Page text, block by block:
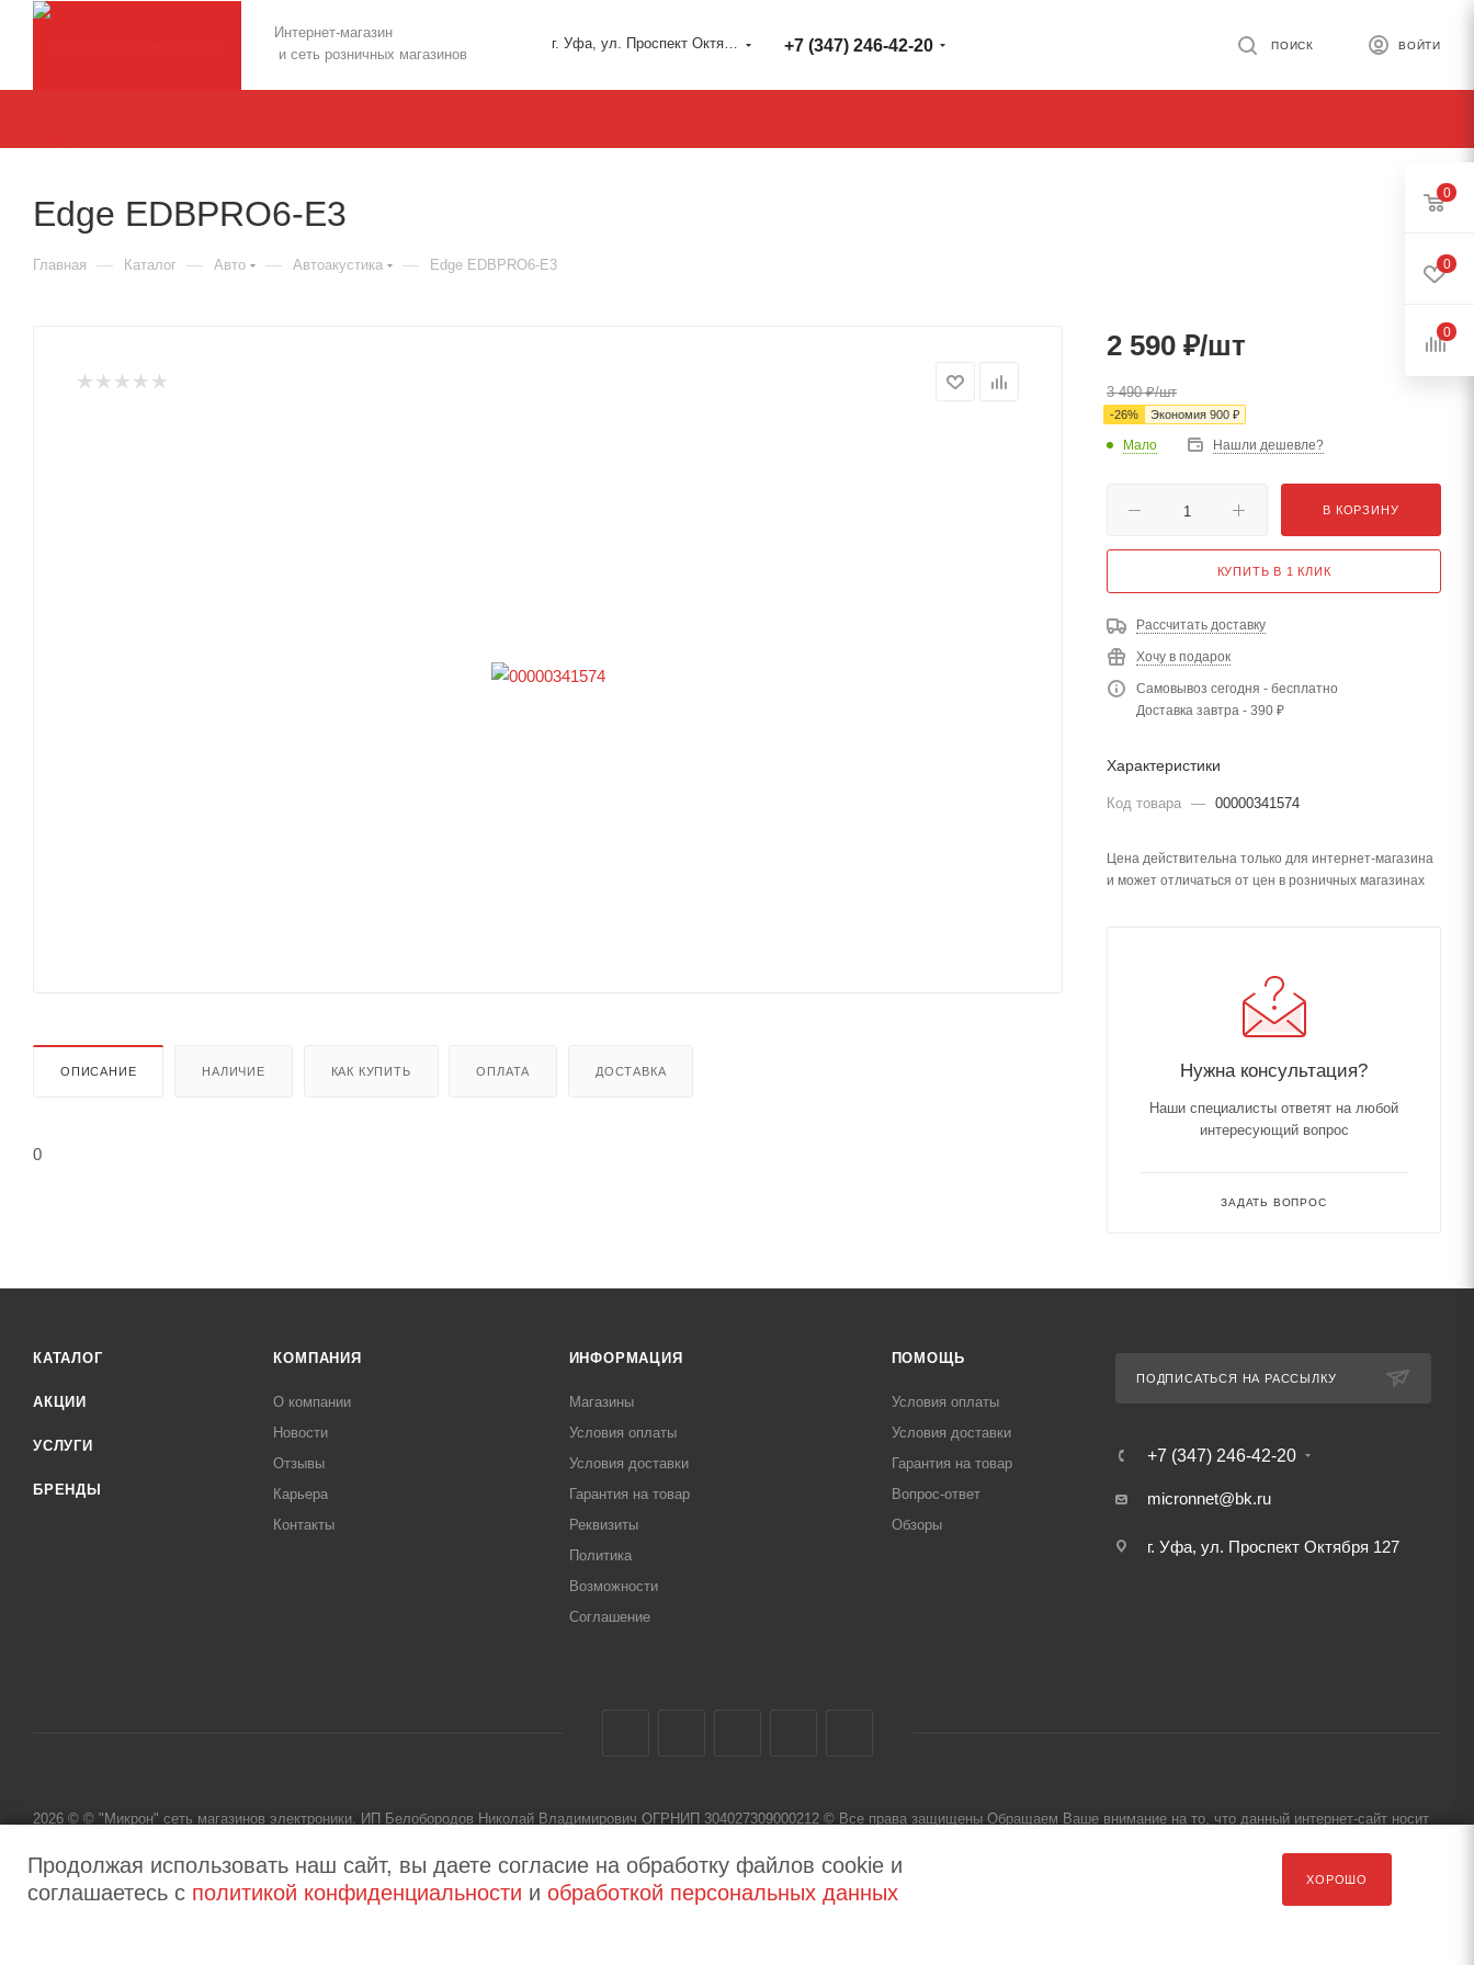
Интернет-магазин
и сеть розничных магазинов
г. Уфа, ул. Проспект Октября 127 +7 (347) 246-42-20 ВОЙТИ
ПОИСК
Edge EDBPRO6-E3
Главная — Каталог — Авто — Автоакустика — Edge EDBPRO6-E3
ОПИСАНИЕ НАЛИЧИЕ КАК КУПИТЬ ОПЛАТА ДОСТАВКА
0
2 590 ₽/шт
3 490₽/шт
-26% Экономия 900 ₽
Мало Нашли дешевле?
В КОРЗИНУ
КУПИТЬ В 1 КЛИК
Рассчитать доставку
Хочу в подарок
Самовывоз сегодня - бесплатно
Доставка завтра - 390 ₽
Характеристики
Код товара — 00000341574
Цена действительна только для интернет-магазина
и может отличаться от цен в розничных магазинах
Нужна консультация?
Наши специалисты ответят на любой
интересующий вопрос
ЗАДАТЬ ВОПРОС
КАТАЛОГ
АКЦИИ
УСЛУГИ
БРЕНДЫ
КОМПАНИЯ
О компании
Новости
Отзывы
Карьера
Контакты
ИНФОРМАЦИЯ
Магазины
Условия оплаты
Условия доставки
Гарантия на товар
Реквизиты
Политика
Возможности
Соглашение
ПОМОЩЬ
Условия оплаты
Условия доставки
Гарантия на товар
Вопрос-ответ
Обзоры
ПОДПИСАТЬСЯ НА РАССЫЛКУ
+7 (347) 246-42-20
micronnet@bk.ru
г. Уфа, ул. Проспект Октября 127
2026 © © "Микрон" сеть магазинов электроники. ИП Белобородов Николай Владимирович ОГРНИП 304027309000212 © Все права защищены Обращаем Ваше внимание на то, что данный интернет-сайт носит
0
0
0
Продолжая использовать наш сайт, вы даете согласие на обработку файлов cookie и
соглашаетесь с политикой конфиденциальности и обработкой персональных данных
ХОРОШО